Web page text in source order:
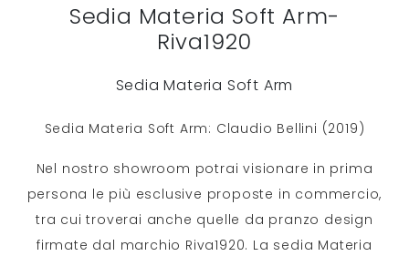
Sedia Materia Soft Arm-
Riva1920
Sedia Materia Soft Arm
Sedia Materia Soft Arm: Claudio Bellini (2019)
Nel nostro showroom potrai visionare in prima
persona le più esclusive proposte in commercio,
tra cui troverai anche quelle da pranzo design
firmate dal marchio Riva1920. La sedia Materia